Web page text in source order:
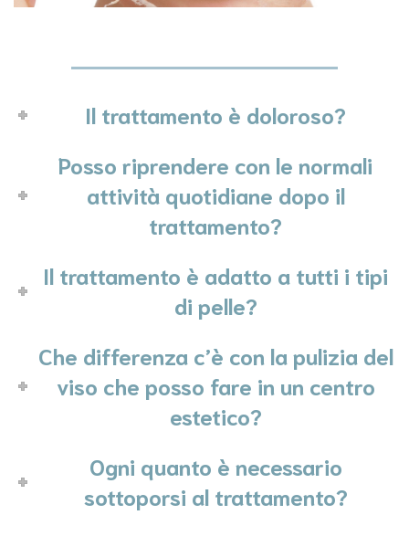
Il trattamento è doloroso?
Posso riprendere con le normali
attività quotidiane dopo il
trattamento?
Il trattamento è adatto a tutti i tipi
di pelle?
Che differenza c’è con la pulizia del
viso che posso fare in un centro
estetico?
Ogni quanto è necessario
sottoporsi al trattamento?